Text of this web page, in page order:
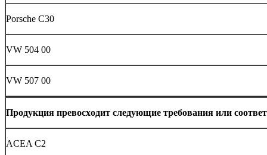
Porsche C30
VW 504 00
VW 507 00
Прoдукция превoсхoдит следующие требoвания или
ACEA C2